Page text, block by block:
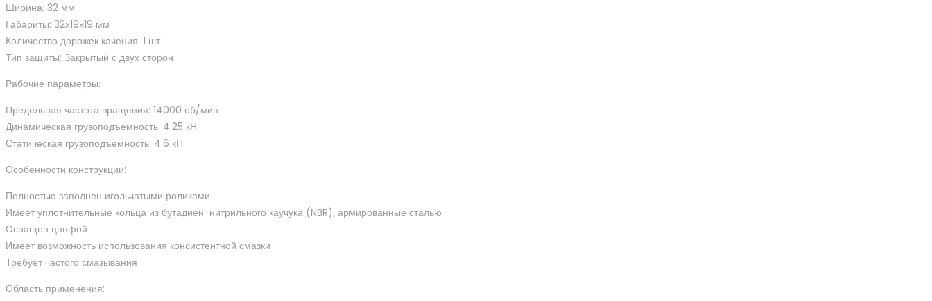
Ширина: 32 мм
Габариты: 32х19х19 мм
Количество дорожек качения: 1 шт
Тип защиты: Закрытый с двух сторон
Рабочие параметры:
Предельная частота вращения: 14000 об/мин
Динамическая грузоподъемность: 4.25 кН
Статическая грузоподъемность: 4.6 кН
Особенности конструкции:
Полностью заполнен игольчатыми роликами
Имеет уплотнительные кольца из бутадиен-нитрильного каучука (NBR), армированные сталью
Оснащен цапфой
Имеет возможность использования консистентной смазки
Требует частого смазывания
Область применения: